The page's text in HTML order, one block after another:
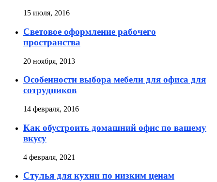
15 июля, 2016
Световое оформление рабочего
пространства
20 ноября, 2013
Особенности выбора мебели для офиса для
сотрудников
14 февраля, 2016
Как обустроить домашний офис по вашему
вкусу
4 февраля, 2021
Стулья для кухни по низким ценам